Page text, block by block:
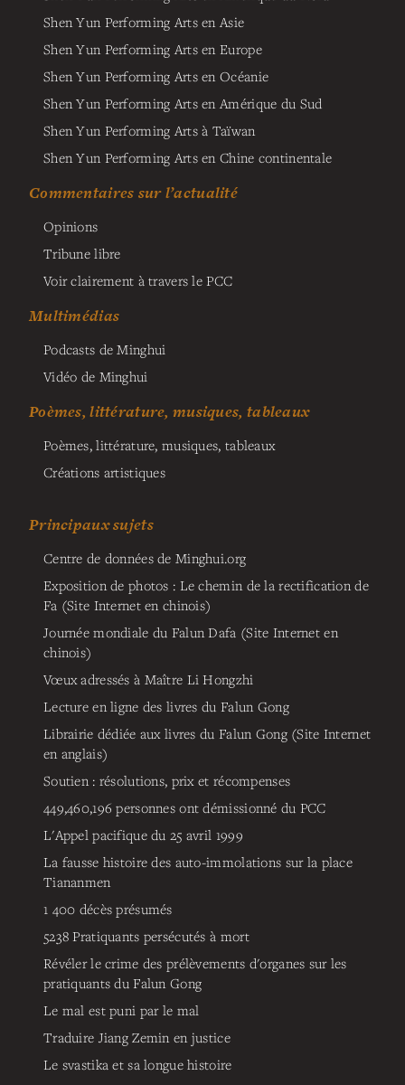
Shen Yun Performing Arts en Asie
Shen Yun Performing Arts en Europe
Shen Yun Performing Arts en Océanie
Shen Yun Performing Arts en Amérique du Sud
Shen Yun Performing Arts à Taïwan
Shen Yun Performing Arts en Chine continentale
Commentaires sur l’actualité
Opinions
Tribune libre
Voir clairement à travers le PCC
Multimédias
Podcasts de Minghui
Vidéo de Minghui
Poèmes, littérature, musiques, tableaux
Poèmes, littérature, musiques, tableaux
Créations artistiques
Principaux sujets
Centre de données de Minghui.org
Exposition de photos : Le chemin de la rectification de
Fa (Site Internet en chinois)
Journée mondiale du Falun Dafa (Site Internet en
chinois)
Vœux adressés à Maître Li Hongzhi
Lecture en ligne des livres du Falun Gong
Librairie dédiée aux livres du Falun Gong (Site Internet
en anglais)
Soutien : résolutions, prix et récompenses
449,460,196 personnes ont démissionné du PCC
L'Appel pacifique du 25 avril 1999
La fausse histoire des auto-immolations sur la place
Tiananmen
1 400 décès présumés
5238 Pratiquants persécutés à mort
Révéler le crime des prélèvements d'organes sur les
pratiquants du Falun Gong
Le mal est puni par le mal
Traduire Jiang Zemin en justice
Le svastika et sa longue histoire